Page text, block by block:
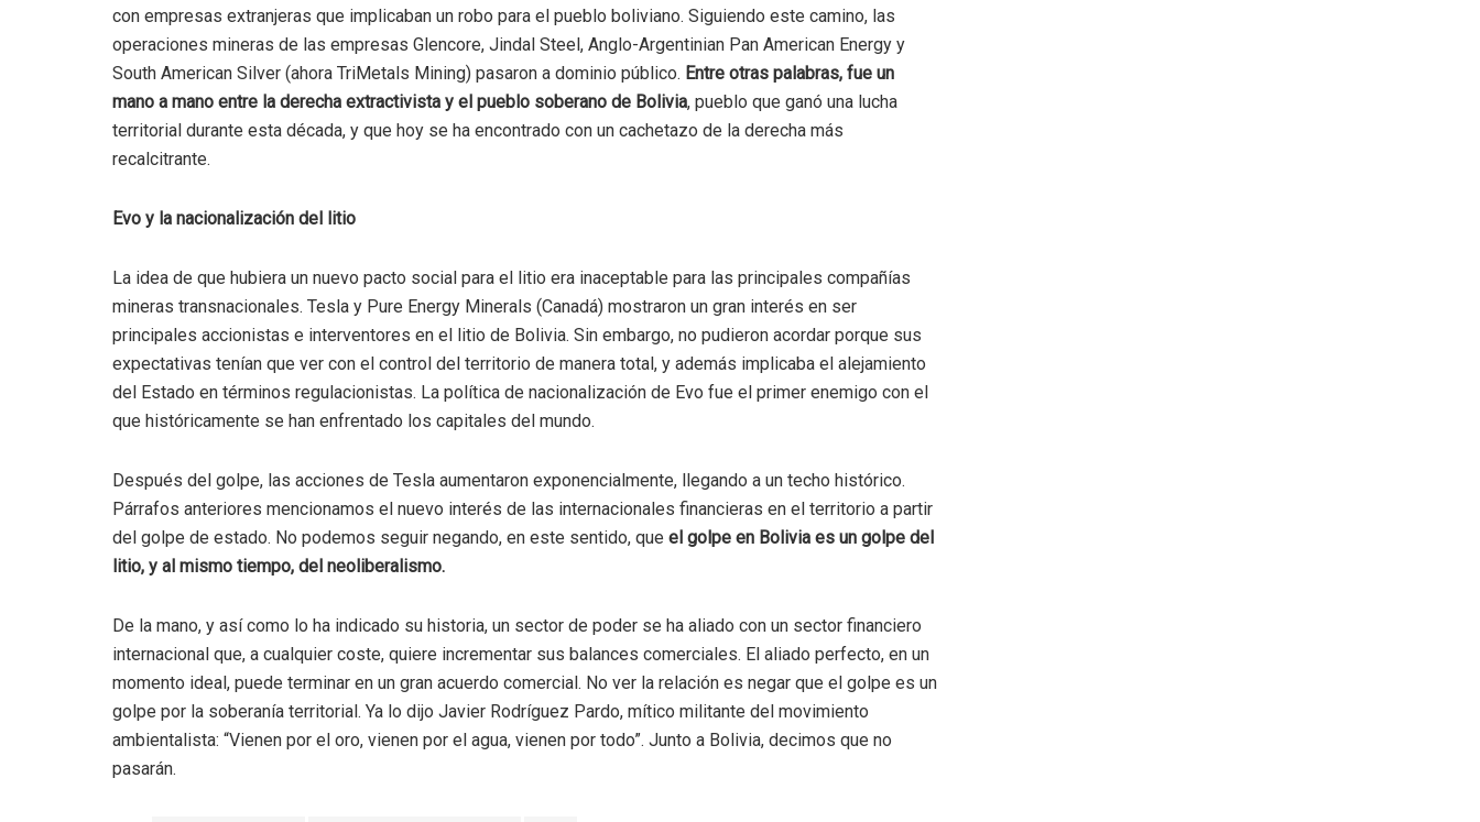
con empresas extranjeras que implicaban un robo para el pueblo boliviano. Siguiendo este camino, las
operaciones mineras de las empresas Glencore, Jindal Steel, Anglo-Argentinian Pan American Energy y
South American Silver (ahora TriMetals Mining) pasaron a dominio público. Entre otras palabras, fue un
mano a mano entre la derecha extractivista y el pueblo soberano de Bolivia, pueblo que ganó una lucha
territorial durante esta década, y que hoy se ha encontrado con un cachetazo de la derecha más
recalcitrante.
Evo y la nacionalización del litio
La idea de que hubiera un nuevo pacto social para el litio era inaceptable para las principales compañías
mineras transnacionales. Tesla y Pure Energy Minerals (Canadá) mostraron un gran interés en ser
principales accionistas e interventores en el litio de Bolivia. Sin embargo, no pudieron acordar porque sus
expectativas tenían que ver con el control del territorio de manera total, y además implicaba el alejamiento
del Estado en términos regulacionistas. La política de nacionalización de Evo fue el primer enemigo con el
que históricamente se han enfrentado los capitales del mundo.
Después del golpe, las acciones de Tesla aumentaron exponencialmente, llegando a un techo histórico.
Párrafos anteriores mencionamos el nuevo interés de las internacionales financieras en el territorio a partir
del golpe de estado. No podemos seguir negando, en este sentido, que el golpe en Bolivia es un golpe del
litio, y al mismo tiempo, del neoliberalismo.
De la mano, y así como lo ha indicado su historia, un sector de poder se ha aliado con un sector financiero
internacional que, a cualquier coste, quiere incrementar sus balances comerciales. El aliado perfecto, en un
momento ideal, puede terminar en un gran acuerdo comercial. No ver la relación es negar que el golpe es un
golpe por la soberanía territorial. Ya lo dijo Javier Rodríguez Pardo, mítico militante del movimiento
ambientalista: “Vienen por el oro, vienen por el agua, vienen por todo”. Junto a Bolivia, decimos que no
pasarán.